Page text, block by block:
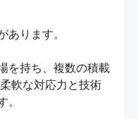
あります。
を持ち、複数の積載
軟な対応力と技術
。